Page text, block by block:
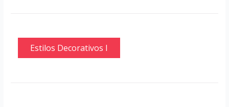
Estilos Decorativos I